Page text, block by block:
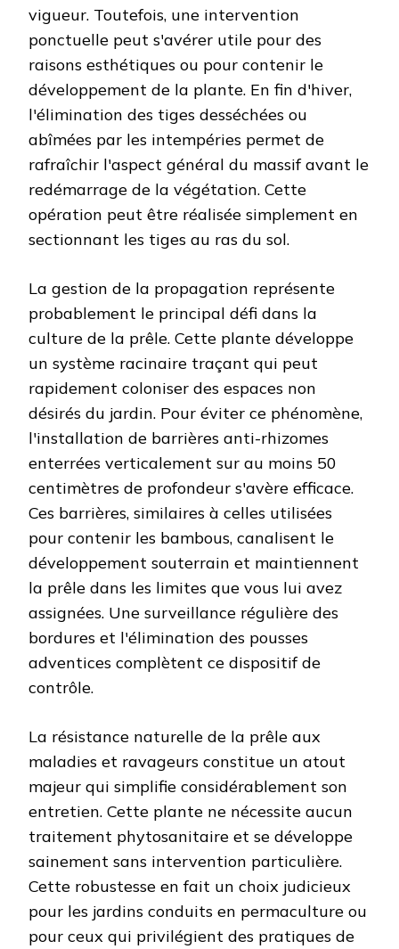
vigueur. Toutefois, une intervention
ponctuelle peut s'avérer utile pour des
raisons esthétiques ou pour contenir le
développement de la plante. En fin d'hiver,
l'élimination des tiges desséchées ou
abîmées par les intempéries permet de
rafraîchir l'aspect général du massif avant le
redémarrage de la végétation. Cette
opération peut être réalisée simplement en
sectionnant les tiges au ras du sol.
La gestion de la propagation représente
probablement le principal défi dans la
culture de la prêle. Cette plante développe
un système racinaire traçant qui peut
rapidement coloniser des espaces non
désirés du jardin. Pour éviter ce phénomène,
l'installation de barrières anti-rhizomes
enterrées verticalement sur au moins 50
centimètres de profondeur s'avère efficace.
Ces barrières, similaires à celles utilisées
pour contenir les bambous, canalisent le
développement souterrain et maintiennent
la prêle dans les limites que vous lui avez
assignées. Une surveillance régulière des
bordures et l'élimination des pousses
adventices complètent ce dispositif de
contrôle.
La résistance naturelle de la prêle aux
maladies et ravageurs constitue un atout
majeur qui simplifie considérablement son
entretien. Cette plante ne nécessite aucun
traitement phytosanitaire et se développe
sainement sans intervention particulière.
Cette robustesse en fait un choix judicieux
pour les jardins conduits en permaculture ou
pour ceux qui privilégient des pratiques de